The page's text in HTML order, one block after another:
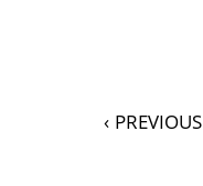
‹ PREVIOUS